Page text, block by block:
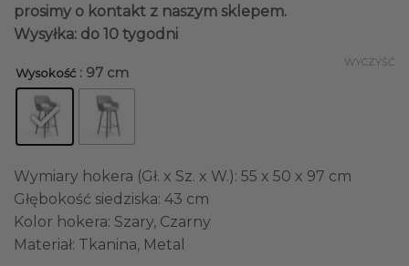
prosimy o kontakt z naszym sklepem.
Wysyłka: do 10 tygodni
Wysokość : 97 cm
WYCZYŚĆ
Wymiary hokera (Gł. x Sz. x W.): 55 x 50 x 97 cm
Głębokość siedziska: 43 cm
Kolor hokera: Szary, Czarny
Materiał: Tkanina, Metal